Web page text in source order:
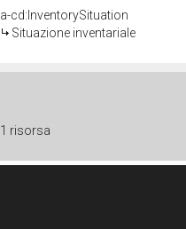
a-cd:InventorySituation
Situazione inventariale
1 risorsa